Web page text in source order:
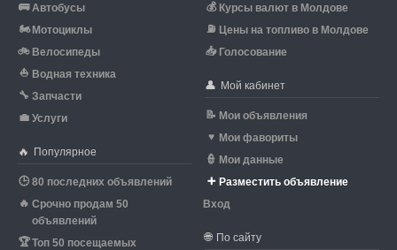
🚌 Автобусы
🏍 Мотоциклы
🚲 Велосипеды
⛵ Водная техника
🔧 Запчасти
💼 Услуги
🔥 Популярное
🕒 80 последних объявлений
🔥 Срочно продам 50
объявлений
🏆Топ 50 посещаемых
💰 Курсы валют в Молдове
⛽ Цены на топливо в Молдове
📥 Голосование
👤 Мой кабинет
📝 Мои объявления
♥ Мои фавориты
👮 Мои данные
➕ Разместить объявление
Вход
🌐 По сайту